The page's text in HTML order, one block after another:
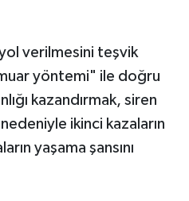
verilmesini teşvik
yöntemi" ile doğru
kazandırmak, siren
ikinci kazaların
yaşama şansını